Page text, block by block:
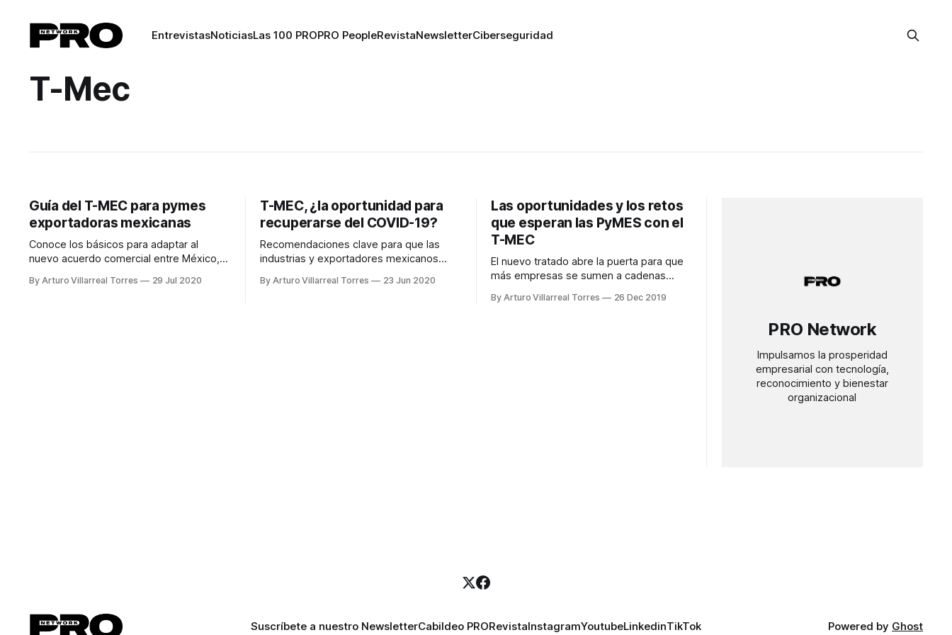
EntrevistasNoticiasLas 100 PROPRO PeopleRevistaNewsletterCiberseguridad
T-Mec
Guía del T-MEC para pymes
exportadoras mexicanas
Conoce los básicos para adaptar al
nuevo acuerdo comercial entre México,
By Arturo Villarreal Torres 29 Jul 2020
T-MEC, ¿la oportunidad para
recuperarse del COVID-19?
Recomendaciones clave para que las
industrias y exportadores mexicanos
T-MEC, así como los pendientes
By Arturo Villarreal Torres 23 Jun 2020
Las oportunidades y los retos
que esperan las PyMES con el
T-MEC
El nuevo tratado abre la puerta para que
más empresas se sumen a cadenas
participación en el mercado.
By Arturo Villarreal Torres 26 Dec 2019
PRO Network
Impulsamos la prosperidad
empresarial con tecnología,
reconocimiento y bienestar
organizacional
Suscríbete a nuestro NewsletterCabildeo PRORevistaInstagramYoutubeLinkedinTikTok Powered by Ghost